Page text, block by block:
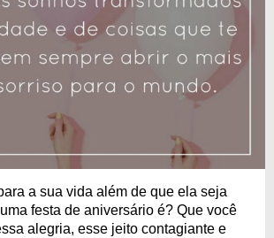
a sua vida além de que ela seja
festa de aniversário é? Que você
alegria, esse jeito contagiante e